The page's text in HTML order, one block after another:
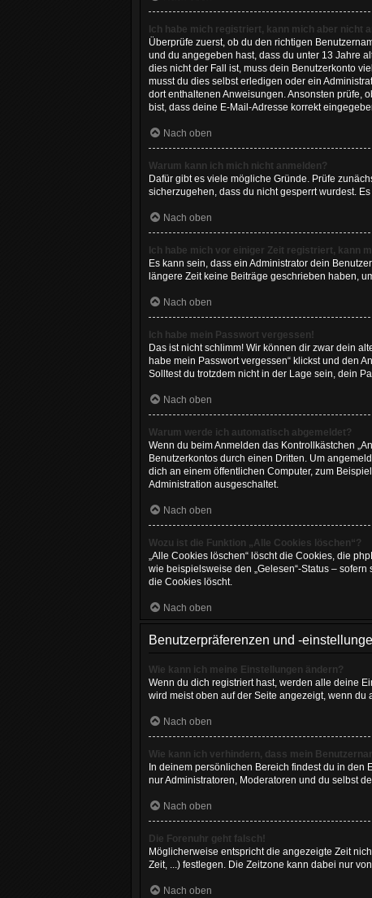
Ich habe mich registriert, kann mich aber nicht
Überprüfe zuerst, ob du den richtigen
und du angegeben hast, dass du unter 13 Jahre
dies nicht der Fall ist, muss dein Benutzerkonto
musst du dies selbst erledigen oder ein
dort enthaltenen Anweisungen. Ansonsten prüfe,
bist, dass deine E-Mail-Adresse korrekt
Nach oben
Warum kann ich mich nicht anmelden?
Dafür gibt es viele mögliche Gründe. Prüfe
sicherzugehen, dass du nicht gesperrt wurdest.
Nach oben
Ich habe mich vor einiger Zeit registriert, kann
Es kann sein, dass ein Administrator dein
längere Zeit keine Beiträge geschrieben haben,
Nach oben
Ich habe mein Passwort vergessen!
Das ist nicht schlimm! Wir können dir zwar dein
habe mein Passwort vergessen“ klickst und den
Solltest du trotzdem nicht in der Lage sein, dein
Nach oben
Warum werde ich automatisch abgemeldet?
Wenn du beim Anmelden das Kontrollkästchen
Benutzerkontos durch einen Dritten. Um
dich an einem öffentlichen Computer, zum
Administration ausgeschaltet.
Nach oben
Wozu ist die Funktion „Alle Cookies löschen“?
„Alle Cookies löschen“ löscht die Cookies, die
wie beispielsweise den „Gelesen“-Status –
die Cookies löscht.
Nach oben
Benutzerpräferenzen und -
Wie kann ich meine Einstellungen ändern?
Wenn du dich registriert hast, werden alle deine
wird meist oben auf der Seite angezeigt, wenn
Nach oben
Wie kann ich verhindern, dass mein
In deinem persönlichen Bereich findest du in den
nur Administratoren, Moderatoren und du selbst
Nach oben
Die Forenuhr geht falsch!
Möglicherweise entspricht die angezeigte Zeit
Zeit, ...) festlegen. Die Zeitzone kann dabei nur
Nach oben